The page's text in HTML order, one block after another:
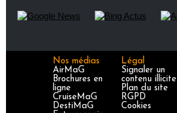
Nos médias
AirMaG
Brochures en
ligne
CruiseMaG
DestiMaG
Légal
Signaler un
contenu illicite
Plan du site
RGPD
Cookies